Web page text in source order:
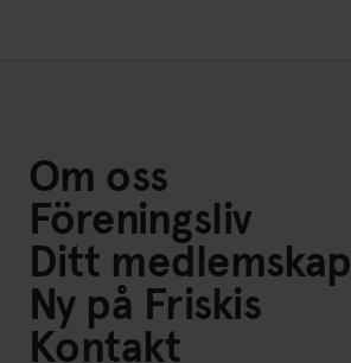
Om oss
Föreningsliv
Ditt medlemskap
Ny på Friskis
Kontakt